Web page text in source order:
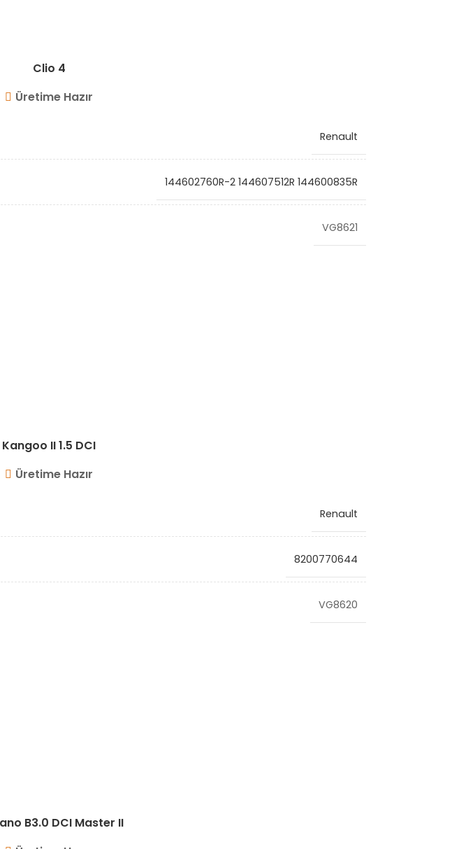
Clio 4
Üretime Hazır
Renault
144602760R-2 144607512R 144600835R
VG8621
Kangoo II 1.5 DCI
Üretime Hazır
Renault
8200770644
VG8620
B3.0 DCI Master II